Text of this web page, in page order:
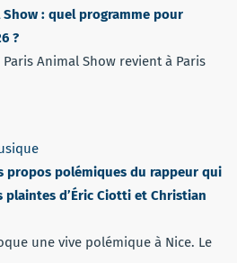
Show : quel programme pour
?
Paris Animal Show revient à Paris
propos polémiques du rappeur qui
plaintes d’Éric Ciotti et Christian
une vive polémique à Nice. Le